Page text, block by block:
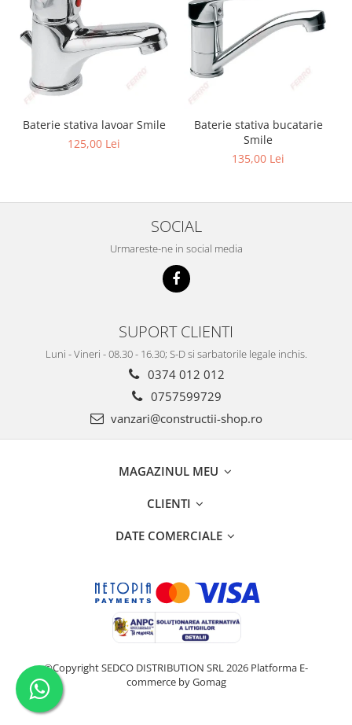
Baterie stativa lavoar Smile
125,00 Lei
Baterie stativa bucatarie
Smile
135,00 Lei
SOCIAL
Urmareste-ne in social media
SUPORT CLIENTI
Luni - Vineri - 08.30 - 16.30; S-D si sarbatorile legale inchis.
0374 012 012
0757599729
vanzari@constructii-shop.ro
MAGAZINUL MEU
CLIENTI
DATE COMERCIALE
©Copyright SEDCO DISTRIBUTION SRL 2026 Platforma E-
commerce by Gomag